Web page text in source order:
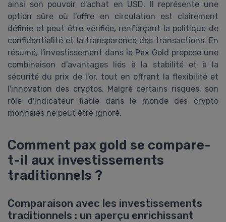
ainsi son pouvoir d'achat en USD. Il représente une
option sûre où l'offre en circulation est clairement
définie et peut être vérifiée, renforçant la politique de
confidentialité et la transparence des transactions. En
résumé, l'investissement dans le Pax Gold propose une
combinaison d'avantages liés à la stabilité et à la
sécurité du prix de l'or, tout en offrant la flexibilité et
l'innovation des cryptos. Malgré certains risques, son
rôle d'indicateur fiable dans le monde des crypto
monnaies ne peut être ignoré.
Comment pax gold se compare-
t-il aux investissements
traditionnels ?
Comparaison avec les investissements
traditionnels : un aperçu enrichissant